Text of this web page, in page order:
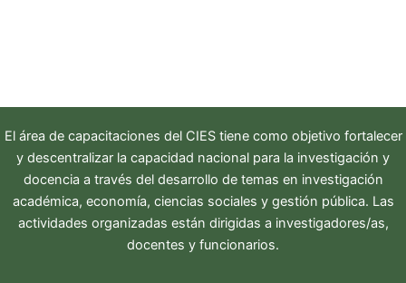
El área de capacitaciones del CIEStiene como objetivo fortalecer
y descentralizar la capacidad nacional para la investigación y
docencia a través del desarrollo de temas en investigación
académica, economía, ciencias sociales y gestión pública. Las
actividades organizadas están dirigidas a investigadores/as,
docentes y funcionarios.